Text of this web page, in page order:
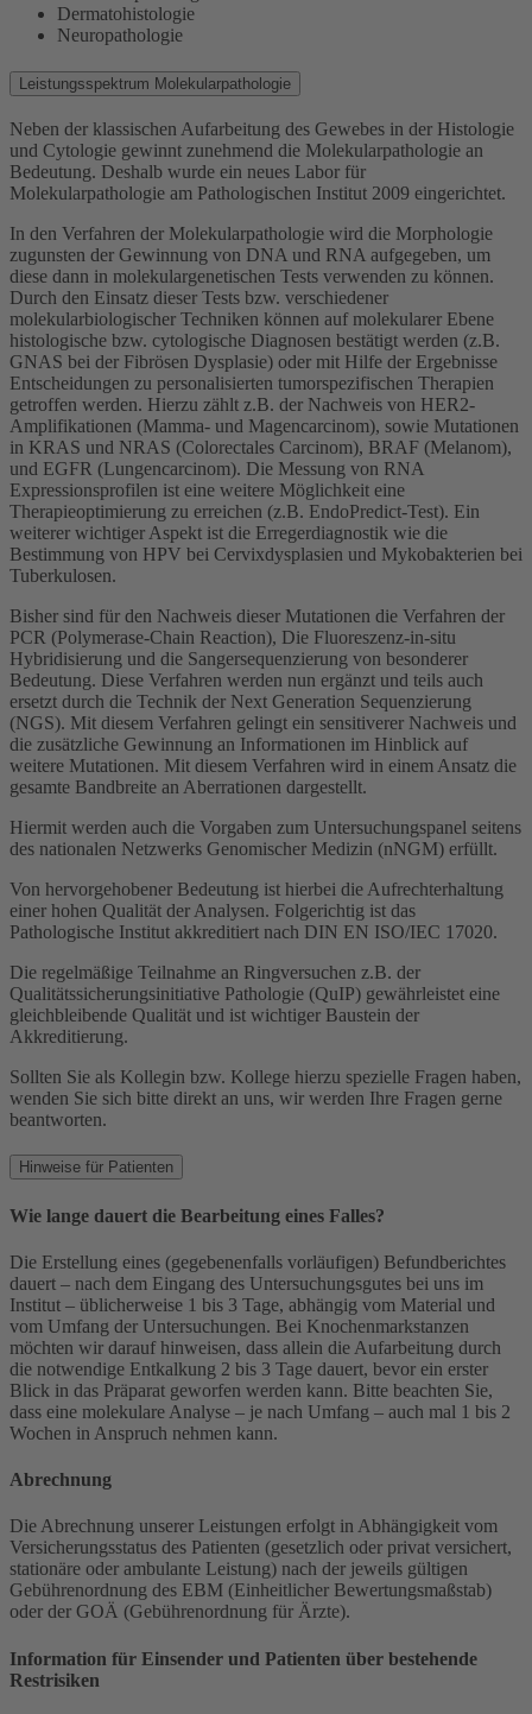
Dermatohistologie
Neuropathologie
Leistungsspektrum Molekularpathologie
Neben der klassischen Aufarbeitung des Gewebes in der Histologie
und Cytologie gewinnt zunehmend die Molekularpathologie an
Bedeutung. Deshalb wurde ein neues Labor für
Molekularpathologie am Pathologischen Institut 2009 eingerichtet.
In den Verfahren der Molekularpathologie wird die Morphologie
zugunsten der Gewinnung von DNA und RNA aufgegeben, um
diese dann in molekulargenetischen Tests verwenden zu können.
Durch den Einsatz dieser Tests bzw. verschiedener
molekularbiologischer Techniken können auf molekularer Ebene
histologische bzw. cytologische Diagnosen bestätigt werden (z.B.
GNAS bei der Fibrösen Dysplasie) oder mit Hilfe der Ergebnisse
Entscheidungen zu personalisierten tumorspezifischen Therapien
getroffen werden. Hierzu zählt z.B. der Nachweis von HER2-
Amplifikationen (Mamma- und Magencarcinom), sowie Mutationen
in KRAS und NRAS (Colorectales Carcinom), BRAF (Melanom),
und EGFR (Lungencarcinom). Die Messung von RNA
Expressionsprofilen ist eine weitere Möglichkeit eine
Therapieoptimierung zu erreichen (z.B. EndoPredict-Test). Ein
weiterer wichtiger Aspekt ist die Erregerdiagnostik wie die
Bestimmung von HPV bei Cervixdysplasien und Mykobakterien bei
Tuberkulosen.
Bisher sind für den Nachweis dieser Mutationen die Verfahren der
PCR (Polymerase-Chain Reaction), Die Fluoreszenz-in-situ
Hybridisierung und die Sangersequenzierung von besonderer
Bedeutung. Diese Verfahren werden nun ergänzt und teils auch
ersetzt durch die Technik der Next Generation Sequenzierung
(NGS). Mit diesem Verfahren gelingt ein sensitiverer Nachweis und
die zusätzliche Gewinnung an Informationen im Hinblick auf
weitere Mutationen. Mit diesem Verfahren wird in einem Ansatz die
gesamte Bandbreite an Aberrationen dargestellt.
Hiermit werden auch die Vorgaben zum Untersuchungspanel seitens
des nationalen Netzwerks Genomischer Medizin (nNGM) erfüllt.
Von hervorgehobener Bedeutung ist hierbei die Aufrechterhaltung
einer hohen Qualität der Analysen. Folgerichtig ist das
Pathologische Institut akkreditiert nach DIN EN ISO/IEC 17020.
Die regelmäßige Teilnahme an Ringversuchen z.B. der
Qualitätssicherungsinitiative Pathologie (QuIP) gewährleistet eine
gleichbleibende Qualität und ist wichtiger Baustein der
Akkreditierung.
Sollten Sie als Kollegin bzw. Kollege hierzu spezielle Fragen haben,
wenden Sie sich bitte direkt an uns, wir werden Ihre Fragen gerne
beantworten.
Hinweise für Patienten
Wie lange dauert die Bearbeitung eines Falles?
Die Erstellung eines (gegebenenfalls vorläufigen) Befundberichtes
dauert – nach dem Eingang des Untersuchungsgutes bei uns im
Institut – üblicherweise 1 bis 3 Tage, abhängig vom Material und
vom Umfang der Untersuchungen. Bei Knochenmarkstanzen
möchten wir darauf hinweisen, dass allein die Aufarbeitung durch
die notwendige Entkalkung 2 bis 3 Tage dauert, bevor ein erster
Blick in das Präparat geworfen werden kann. Bitte beachten Sie,
dass eine molekulare Analyse – je nach Umfang – auch mal 1 bis 2
Wochen in Anspruch nehmen kann.
Abrechnung
Die Abrechnung unserer Leistungen erfolgt in Abhängigkeit vom
Versicherungsstatus des Patienten (gesetzlich oder privat versichert,
stationäre oder ambulante Leistung) nach der jeweils gültigen
Gebührenordnung des EBM (Einheitlicher Bewertungsmaßstab)
oder der GOÄ (Gebührenordnung für Ärzte).
Information für Einsender und Patienten über bestehende
Restrisiken